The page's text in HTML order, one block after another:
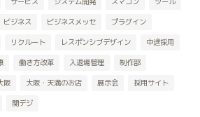
ビジネス ビジネスメッセ プラグイン
リクルート レスポンシブデザイン 中途採用
働き方改革 入退場管理 制作部
阪 大阪・天満のお店 展示会 採用サイト
関デジ